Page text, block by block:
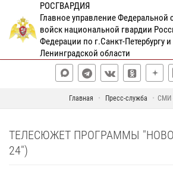
РОСГВАРДИЯ
Главное управление Федеральной
войск национальной гвардии
Федерации по г.Санкт-Петербургу и
Ленинградской области
Главная Пресс-служба СМИ
ТЕЛЕСЮЖЕТ ПРОГРАММЫ
24")